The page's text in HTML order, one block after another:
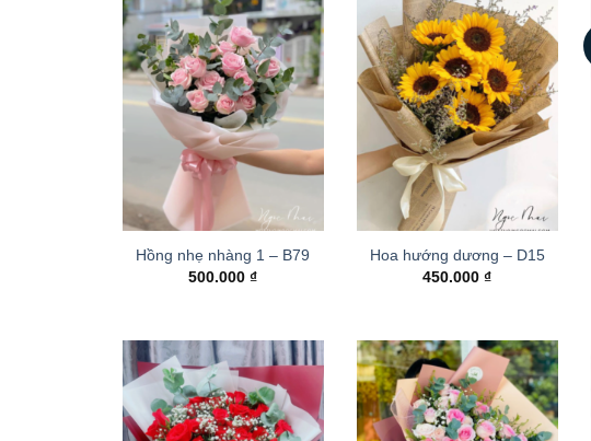
Hồng nhẹ nhàng 1 – B79
500.000₫
Hoa hướng dương – D15
450.000₫